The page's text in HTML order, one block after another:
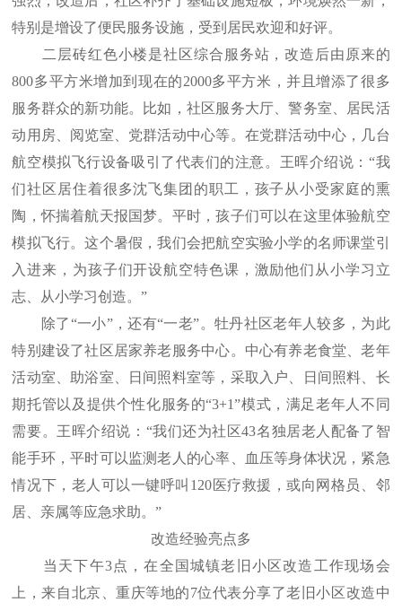
特别是增设了便民服务设施，受到居民欢迎和好评。
二层砖红色小楼是社区综合服务站，改造后由原来的
800多平方米增加到现在的2000多平方米，并且增添了很多
服务群众的新功能。比如，社区服务大厅、警务室、居民活
动用房、阅览室、党群活动中心等。在党群活动中心，几台
航空模拟飞行设备吸引了代表们的注意。王晖介绍说：“我
们社区居住着很多沈飞集团的职工，孩子从小受家庭的熏
陶，怀揣着航天报国梦。平时，孩子们可以在这里体验航空
模拟飞行。这个暑假，我们会把航空实验小学的名师课堂引
入进来，为孩子们开设航空特色课，激励他们从小学习立
志、从小学习创造。”
除了“一小”，还有“一老”。牡丹社区老年人较多，为此
特别建设了社区居家养老服务中心。中心有养老食堂、老年
活动室、助浴室、日间照料室等，采取入户、日间照料、长
期托管以及提供个性化服务的“3+1”模式，满足老年人不同
需要。王晖介绍说：“我们还为社区43名独居老人配备了智
能手环，平时可以监测老人的心率、血压等身体状况，紧急
情况下，老人可以一键呼叫120医疗救援，或向网格员、邻
居、亲属等应急求助。”
改造经验亮点多
当天下午3点，在全国城镇老旧小区改造工作现场会
上，来自北京、重庆等地的7位代表分享了老旧小区改造中